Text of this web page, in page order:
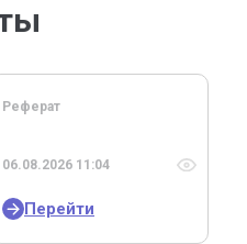
Реферат
06.08.2026 11:04
Перейти